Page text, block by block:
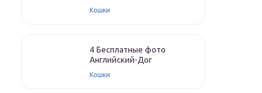
Кошки
4 Бесплатные фото
Английский-Дог
Кошки